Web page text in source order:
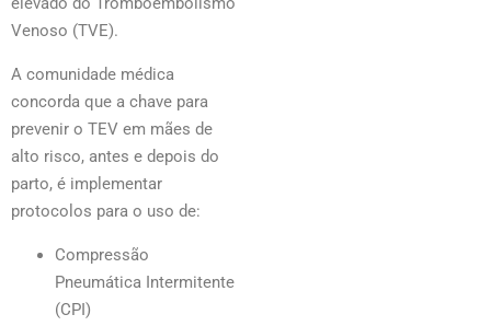
Venoso (TVE).
A comunidade médica
concorda que a chave para
prevenir o TEV em mães de
alto risco, antes e depois do
parto, é implementar
protocolos para o uso de:
Compressão
Pneumática Intermitente
(CPI)